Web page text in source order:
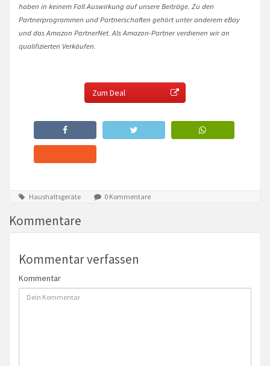
haben in keinem Fall Auswirkung auf unsere Beiträge. Zu den
Partnerprogrammen und Partnerschaften gehört unter anderem eBay
und das Amazon PartnerNet. Als Amazon-Partner verdienen wir an
qualifizierten Verkäufen.
Zum Deal
Haushaltsgeräte 0 Kommentare
Kommentare
Kommentar verfassen
Kommentar